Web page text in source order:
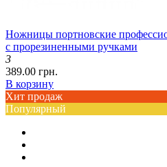
Ножницы портновские
с прорезиненными ручками
3
389.00 грн.
В корзину
Хит продаж
Популярный